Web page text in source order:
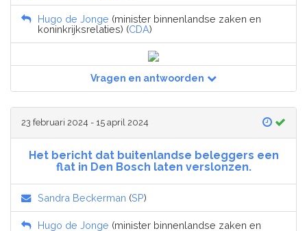
Hugo de Jonge (minister binnenlandse zaken en
koninkrijksrelaties) (CDA)
Vragen en antwoorden
23 februari 2024 - 15 april 2024
Het bericht dat buitenlandse beleggers een
flat in Den Bosch laten verslonzen.
Sandra Beckerman (SP)
Hugo de Jonge (minister binnenlandse zaken en